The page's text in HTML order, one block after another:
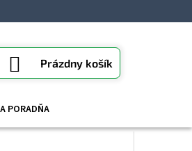
Prázdny košík
PORADŇA